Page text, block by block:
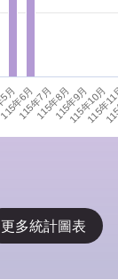
月年6月
115年7月115年8月115年9月
115年10月
115年
更多統計圖表